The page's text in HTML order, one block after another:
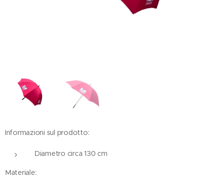
Informazioni sul prodotto:
Diametro circa 130 cm
Materiale: